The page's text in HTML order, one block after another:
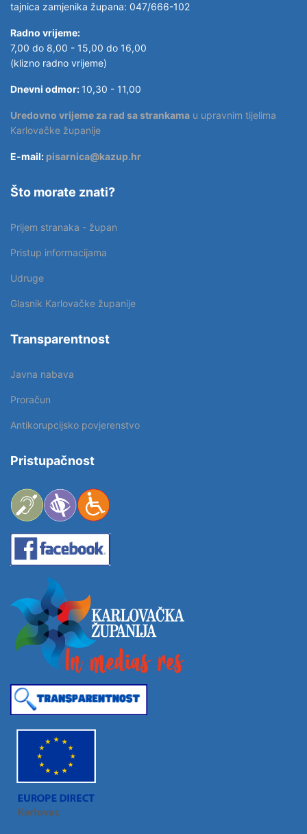
tajnica zamjenika župana: 047/666-102
Radno vrijeme:
7,00 do 8,00 - 15,00 do 16,00
(klizno radno vrijeme)
Dnevni odmor: 10,30 - 11,00
Uredovno vrijeme za rad sa strankama u upravnim tijelima
Karlovačke županije
E-mail: pisarnica@kazup.hr
Što morate znati?
Prijem stranaka - župan
Pristup informacijama
Udruge
Glasnik Karlovačke županije
Transparentnost
Javna nabava
Proračun
Antikorupcijsko povjerenstvo
Pristupačnost